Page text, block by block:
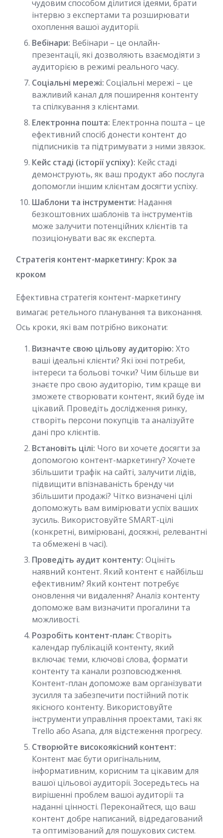
чудовим способом ділитися ідеями, брати
інтервю з експертами та розширювати
охоплення вашої аудиторії.
Вебінари: Вебінари – це онлайн-
презентації, які дозволяють взаємодіяти з
аудиторією в режимі реального часу.
Соціальні мережі: Соціальні мережі – це
важливий канал для поширення контенту
та спілкування з клієнтами.
Електронна пошта: Електронна пошта – це
ефективний спосіб донести контент до
підписників та підтримувати з ними звязок.
Кейс стаді (історії успіху): Кейс стаді
демонструють, як ваш продукт або послуга
допомогли іншим клієнтам досягти успіху.
Шаблони та інструменти: Надання
безкоштовних шаблонів та інструментів
може залучити потенційних клієнтів та
позиціонувати вас як експерта.
Стратегія контент-маркетингу: Крок за
кроком
Ефективна стратегія контент-маркетингу
вимагає ретельного планування та виконання.
Ось кроки, які вам потрібно виконати:
Визначте свою цільову аудиторію: Хто
ваші ідеальні клієнти? Які їхні потреби,
інтереси та больові точки? Чим більше ви
знаєте про свою аудиторію, тим краще ви
зможете створювати контент, який буде їм
цікавий. Проведіть дослідження ринку,
створіть персони покупців та аналізуйте
дані про клієнтів.
Встановіть цілі: Чого ви хочете досягти за
допомогою контент-маркетингу? Хочете
збільшити трафік на сайті, залучити лідів,
підвищити впізнаваність бренду чи
збільшити продажі? Чітко визначені цілі
допоможуть вам вимірювати успіх ваших
зусиль. Використовуйте SMART-цілі
(конкретні, вимірювані, досяжні, релевантні
та обмежені в часі).
Проведіть аудит контенту: Оцініть
наявний контент. Який контент є найбільш
ефективним? Який контент потребує
оновлення чи видалення? Аналіз контенту
допоможе вам визначити прогалини та
можливості.
Розробіть контент-план: Створіть
календар публікацій контенту, який
включає теми, ключові слова, формати
контенту та канали розповсюдження.
Контент-план допоможе вам організувати
зусилля та забезпечити постійний потік
якісного контенту. Використовуйте
інструменти управління проектами, такі як
Trello або Asana, для відстеження прогресу.
Створюйте високоякісний контент:
Контент має бути оригінальним,
інформативним, корисним та цікавим для
вашої цільової аудиторії. Зосередьтесь на
вирішенні проблем вашої аудиторії та
наданні цінності. Переконайтеся, що ваш
контент добре написаний, відредагований
та оптимізований для пошукових систем.